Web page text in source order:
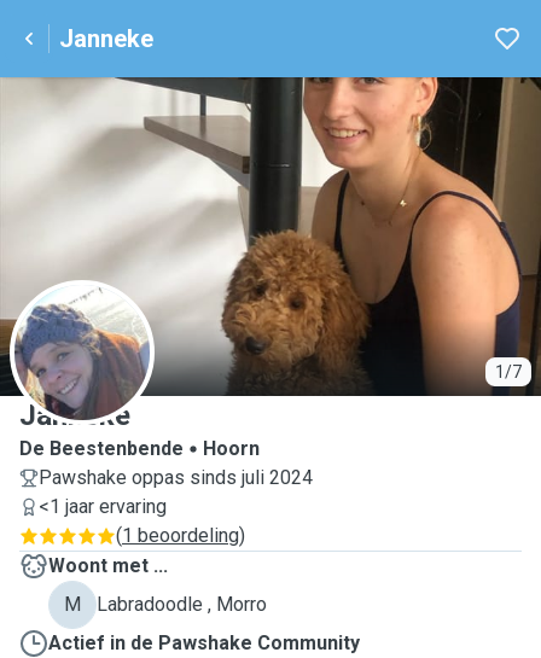
Janneke
1/7
J
Janneke
De Beestenbende
Hoorn
Pawshake oppas sinds juli 2024
<1 jaar ervaring
(1 beoordeling)
Woont met ...
M
Labradoodle , Morro
Actief in de Pawshake Community